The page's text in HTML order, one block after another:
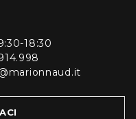
18:30